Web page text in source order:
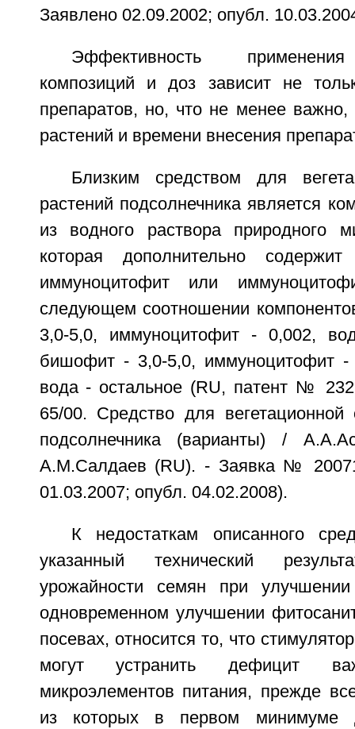
Заявлено 02.09.2002; опубл.
Эффективность
композиций и доз зависит не
препаратов, но, что не менее
растений и времени внесения
Близким средством для
растений подсолнечника является
из водного раствора природного
которая дополнительно
иммуноцитофит или
следующем соотношении
3,0-5,0, иммуноцитофит - 0,002,
бишофит - 3,0-5,0, иммуноцитофит -
вода - остальное (RU, патент №
65/00. Средство для вегетационной
подсолнечника (варианты) /
A.M.Салдаев (RU). - Заявка №
01.03.2007; опубл. 04.02.2008).
К недостаткам описанного
указанный технический
урожайности семян при
одновременном улучшении
посевах, относится то, что
могут устранить дефицит
микроэлементов питания, прежде
из которых в первом минимуме